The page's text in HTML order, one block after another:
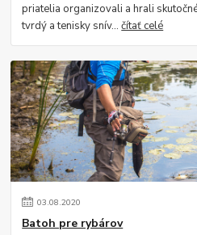
priatelia organizovali a hrali
tvrdý a tenisky snív...čítať celé
03.08.2020
Batoh pre rybárov